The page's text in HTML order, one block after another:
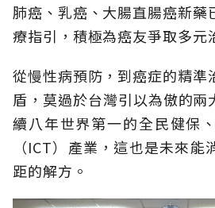
肺癌、乳癌、大腸直腸癌新藥
療指引，積極為癌友爭取多元
從慢性病預防，到癌症的精準
盾，莫過於台灣引以為傲的
續八年世界第一的全民健保
（ICT）產業，這也是未來能
距的解方。